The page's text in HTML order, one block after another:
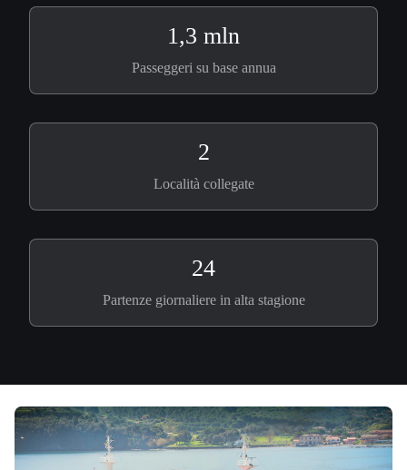
1,3 mln
Passeggeri su base annua
2
Località collegate
24
Partenze giornaliere in alta stagione